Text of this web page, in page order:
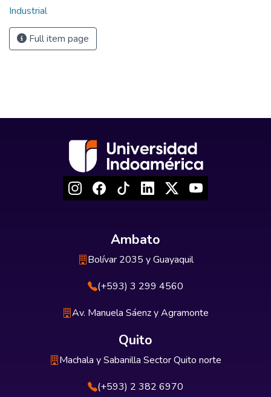
Industrial
Full item page
Ambato
Bolívar 2035 y Guayaquil
(+593) 3 299 4560
Av. Manuela Sáenz y Agramonte
Quito
Machala y Sabanilla Sector Quito norte
(+593) 2 382 6970